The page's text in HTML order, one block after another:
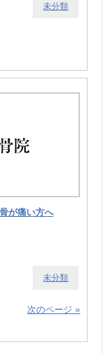
未分類
が痛い方へ
未分類
次のページ »